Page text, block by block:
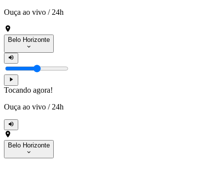
Ouça ao vivo / 24h
Belo Horizonte
Tocando agora!
Ouça ao vivo / 24h
Belo Horizonte